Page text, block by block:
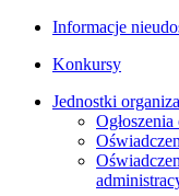
Informacje
Konkursy
Jednostki